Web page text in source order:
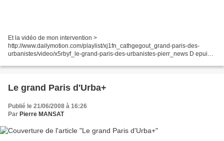
Et la vidéo de mon intervention >
http://www.dailymotion.com/playlist/xj1fn_cathgegout_grand-paris-des-
urbanistes/video/x5rbyf_le-grand-paris-des-urbanistes-pierr_news D epuis
sont...
Le grand Paris d'Urba+
Publié le 21/06/2008 à 16:26
Par Pierre MANSAT